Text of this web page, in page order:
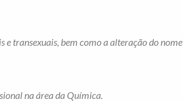
e transexuais, bem como a alteração do nome
na área da Química.